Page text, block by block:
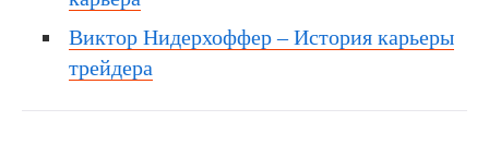
Виктор Нидерхоффер – История карьеры
трейдера